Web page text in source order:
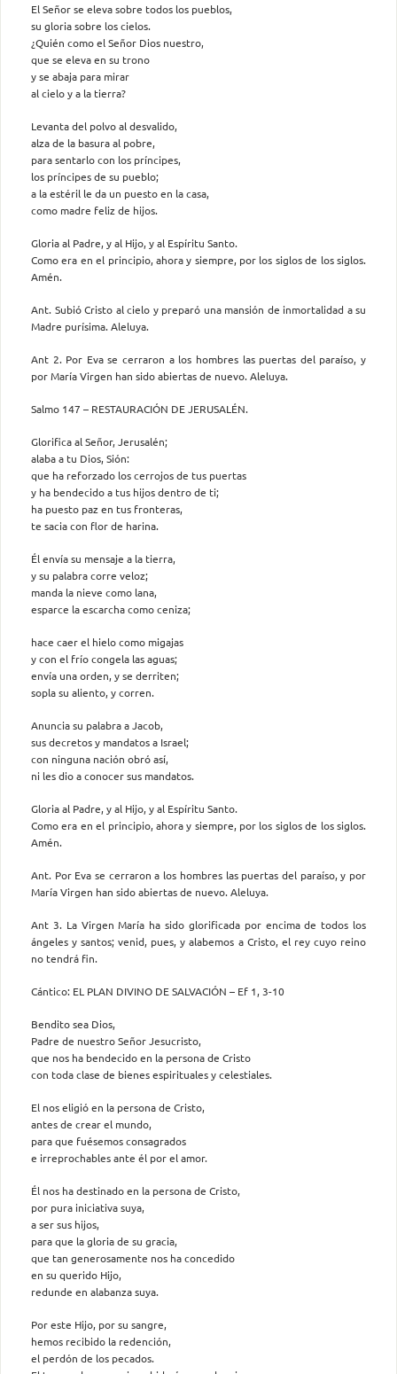
El Señor se eleva sobre todos los pueblos,
su gloria sobre los cielos.
¿Quién como el Señor Dios nuestro,
que se eleva en su trono
y se abaja para mirar
al cielo y a la tierra?
Levanta del polvo al desvalido,
alza de la basura al pobre,
para sentarlo con los príncipes,
los príncipes de su pueblo;
a la estéril le da un puesto en la casa,
como madre feliz de hijos.
Gloria al Padre, y al Hijo, y al Espíritu Santo.
Como era en el principio, ahora y siempre, por los siglos de los siglos.
Amén.
Ant. Subió Cristo al cielo y preparó una mansión de inmortalidad a su
Madre purísima. Aleluya.
Ant 2. Por Eva se cerraron a los hombres las puertas del paraíso, y
por María Virgen han sido abiertas de nuevo. Aleluya.
Salmo 147 – RESTAURACIÓN DE JERUSALÉN.
Glorifica al Señor, Jerusalén;
alaba a tu Dios, Sión:
que ha reforzado los cerrojos de tus puertas
y ha bendecido a tus hijos dentro de ti;
ha puesto paz en tus fronteras,
te sacia con flor de harina.
Él envía su mensaje a la tierra,
y su palabra corre veloz;
manda la nieve como lana,
esparce la escarcha como ceniza;
hace caer el hielo como migajas
y con el frío congela las aguas;
envía una orden, y se derriten;
sopla su aliento, y corren.
Anuncia su palabra a Jacob,
sus decretos y mandatos a Israel;
con ninguna nación obró así,
ni les dio a conocer sus mandatos.
Gloria al Padre, y al Hijo, y al Espíritu Santo.
Como era en el principio, ahora y siempre, por los siglos de los siglos.
Amén.
Ant. Por Eva se cerraron a los hombres las puertas del paraíso, y por
María Virgen han sido abiertas de nuevo. Aleluya.
Ant 3. La Virgen María ha sido glorificada por encima de todos los
ángeles y santos; venid, pues, y alabemos a Cristo, el rey cuyo reino
no tendrá fin.
Cántico: EL PLAN DIVINO DE SALVACIÓN – Ef 1, 3-10
Bendito sea Dios,
Padre de nuestro Señor Jesucristo,
que nos ha bendecido en la persona de Cristo
con toda clase de bienes espirituales y celestiales.
El nos eligió en la persona de Cristo,
antes de crear el mundo,
para que fuésemos consagrados
e irreprochables ante él por el amor.
Él nos ha destinado en la persona de Cristo,
por pura iniciativa suya,
a ser sus hijos,
para que la gloria de su gracia,
que tan generosamente nos ha concedido
en su querido Hijo,
redunde en alabanza suya.
Por este Hijo, por su sangre,
hemos recibido la redención,
el perdón de los pecados.